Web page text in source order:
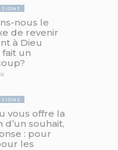
nous le
de revenir
à Dieu
fait un
vous offre la
d’un souhait,
: pour
les